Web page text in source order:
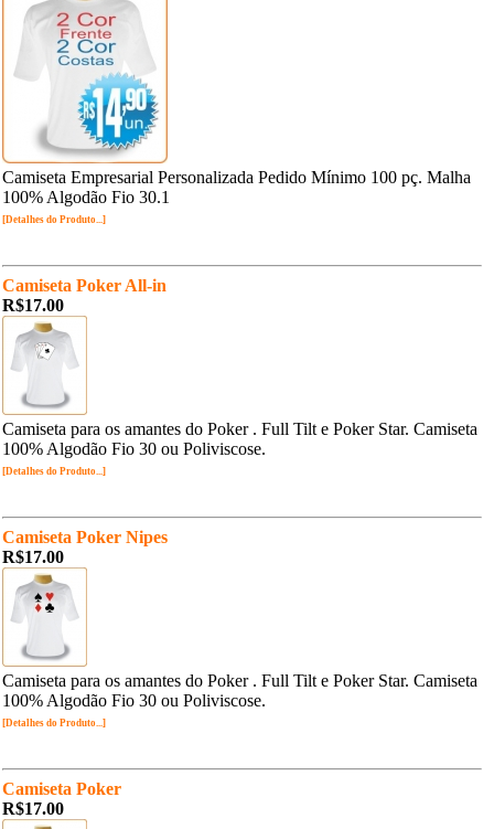
Camiseta Empresarial Personalizada Pedido Mínimo 100 pç. Malha
100% Algodão Fio 30.1
[Detalhes do Produto...]
Camiseta Poker All-in
R$17.00
Camiseta para os amantes do Poker . Full Tilt e Poker Star. Camiseta
100% Algodão Fio 30 ou Poliviscose.
[Detalhes do Produto...]
Camiseta Poker Nipes
R$17.00
Camiseta para os amantes do Poker . Full Tilt e Poker Star. Camiseta
100% Algodão Fio 30 ou Poliviscose.
[Detalhes do Produto...]
Camiseta Poker
R$17.00